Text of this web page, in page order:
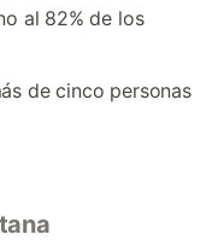
al 82% de los
de cinco personas